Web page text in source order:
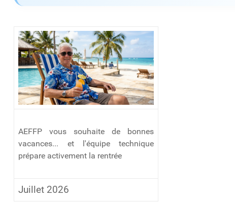
AEFFP vous souhaite de bonnes
vacances... et l'équipe technique
prépare activement la rentrée
Juillet 2026